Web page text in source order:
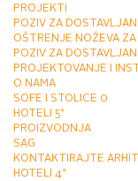
PROJEKTI
POZIV ZA
OŠTRENJE NOŽEVA
POZIV ZA
PROJEKTOVANJE I
O NAMA
SOFE I STOLICE 0
HOTELI 5*
PROIZVODNJA
SAG
KONTAKTIRAJTE
HOTELI 4*